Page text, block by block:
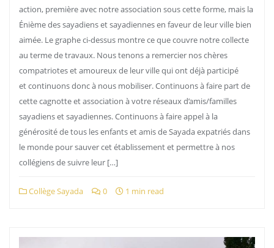
action, première avec notre association sous cette forme, mais la
Énième des sayadiens et sayadiennes en faveur de leur ville bien
aimée. Le graphe ci-dessus montre ce que couvre notre collecte
au terme de travaux. Nous tenons a remercier nos chères
compatriotes et amoureux de leur ville qui ont déjà participé
et continuons donc à nous mobiliser. Continuons à faire part de
cette cagnotte et association à votre réseaux d’amis/familles
sayadiens et sayadiennes. Continuons à faire appel à la
générosité de tous les enfants et amis de Sayada expatriés dans
le monde pour sauver cet établissement et permettre à nos
collégiens de suivre leur […]
Collège Sayada 0 1 min read